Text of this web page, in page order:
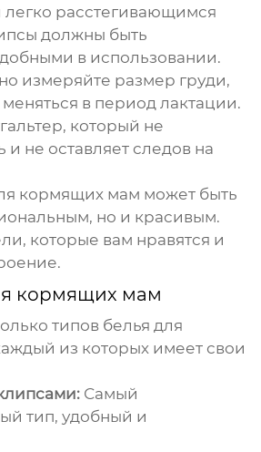
легко расстегивающимся
должны быть
в использовании.
измеряйте размер груди,
в период лактации.
который не
и не оставляет следов на
кормящих мам может быть
но и красивым.
которые вам нравятся и
кормящих мам
типов белья для
из которых имеет свои
Самый
тип, удобный и